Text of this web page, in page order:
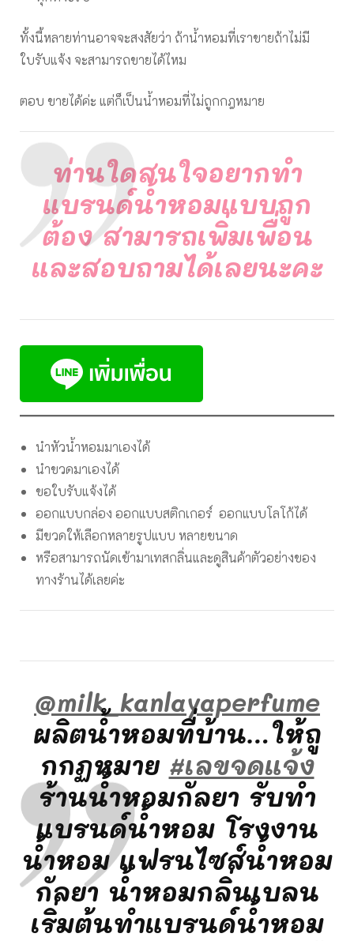
ทั้งนี้หลายท่านอาจจะสงสัยว่า ถ้าน้ำหอมที่เราขายถ้าไม่มี
ใบรับแจ้ง จะสามารถขายได้ไหม
ตอบ ขายได้ค่ะ แต่ก็เป็นน้ำหอมที่ไม่ถูกกฎหมาย
ท่านใดสนใจอยากทำ
แบรนด์น้ำหอมแบบถูก
ต้อง สามารถเพิ่มเพื่อน
และสอบถามได้เลยนะคะ
นำหัวน้ำหอมมาเองได้
นำขวดมาเองได้
ขอใบรับแจ้งได้
ออกแบบกล่อง ออกแบบสติกเกอร์ ออกแบบโลโก้ได้
มีขวดให้เลือกหลายรูปแบบ หลายขนาด
หรือสามารถนัดเข้ามาเทสกลิ่นและดูสินค้าตัวอย่างของ
ทางร้านได้เลยค่ะ
@milk_kanlayaperfume
ผลิตน้ำหอมที่บ้าน…ให้ถู
กกฏหมาย #เลขจดแจ้ง
ร้านน้ำหอมกัลยา รับทำ
แบรนด์น้ำหอม โรงงาน
น้ำหอม แฟรนไซส์น้ำหอม
กัลยา น้ำหอมกลิ่นเบลน
เริ่มต้นทำแบรนด์น้ำหอม